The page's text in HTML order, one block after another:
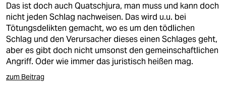
Das ist doch auch Quatschjura, man muss und kann doch
nicht jeden Schlag nachweisen. Das wird u.u. bei
Tötungsdelikten gemacht, wo es um den tödlichen
Schlag und den Verursacher dieses einen Schlages geht,
aber es gibt doch nicht umsonst den gemeinschaftlichen
Angriff. Oder wie immer das juristisch heißen mag.
zum Beitrag